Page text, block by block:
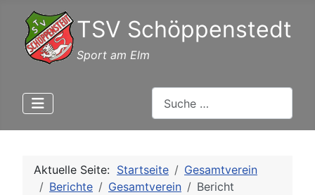
TSV Schöppenstedt
Sport am Elm
Aktuelle Seite: Startseite
Gesamtverein
Berichte
Gesamtverein Bericht